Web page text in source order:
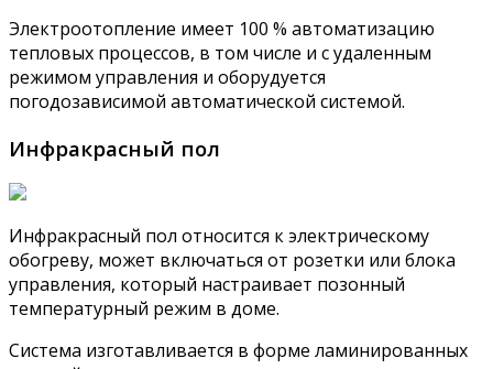
Электроотопление имеет 100 % автоматизацию
тепловых процессов, в том числе и с удаленным
режимом управления и оборудуется
погодозависимой автоматической системой.
Инфракрасный пол
Инфракрасный пол относится к электрическому
обогреву, может включаться от розетки или блока
управления, который настраивает позонный
температурный режим в доме.
Система изготавливается в форме ламинированных